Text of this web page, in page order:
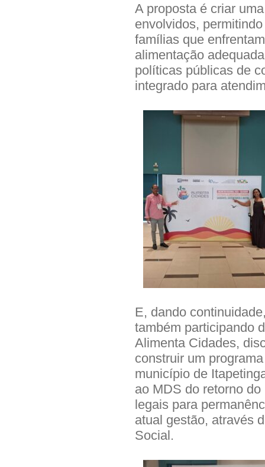
A proposta é criar
envolvidos,
famílias que
alimentação
políticas públicas de
integrado para
E, dando
também participando
Alimenta Cidades,
construir um
município de
ao MDS do retorno
legais para
atual gestão, através
Social.